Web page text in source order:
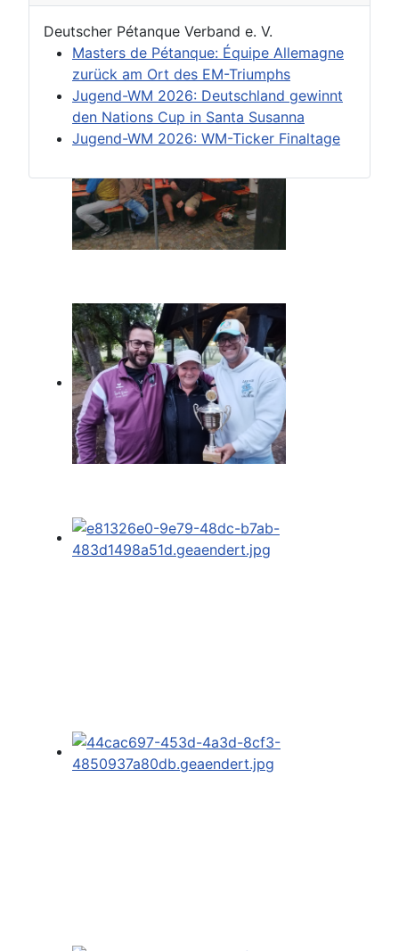
Deutscher Pétanque Verband e. V.
Masters de Pétanque: Équipe Allemagne
zurück am Ort des EM-Triumphs
Jugend-WM 2026: Deutschland gewinnt
den Nations Cup in Santa Susanna
Jugend-WM 2026: WM-Ticker Finaltage